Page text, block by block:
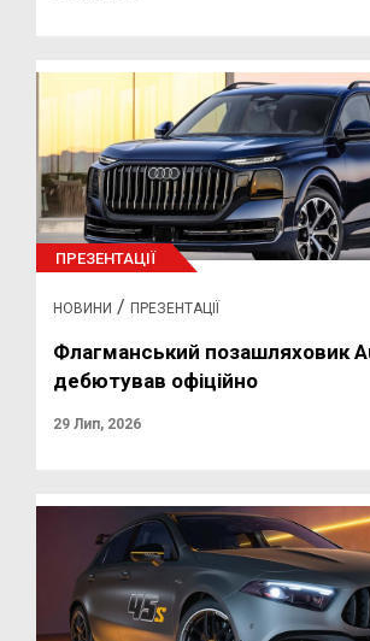
ПРЕЗЕНТАЦІЇ
НОВИНИ / ПРЕЗЕНТАЦІЇ
Флагманський позашляховик
дебютував офіційно
29 Лип, 2026